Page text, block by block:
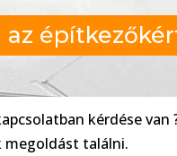
az
kérdése van
megoldást találni.